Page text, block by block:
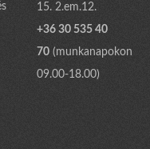
15. 2.em.12.
+36 30 535 40
70(munkanapokon
09.00-18.00)